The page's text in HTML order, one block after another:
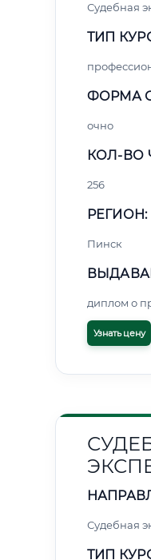
Судебная
ТИП
ФОРМА
очно
КОЛ-ВО
256
РЕГИОН:
Пинск
диплом о
Узнать цену
Судебная
ТИП